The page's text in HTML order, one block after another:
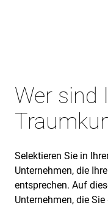
Wer sind
Selektieren Sie in
Unternehmen, die
entsprechen. Auf
Unternehmen, die